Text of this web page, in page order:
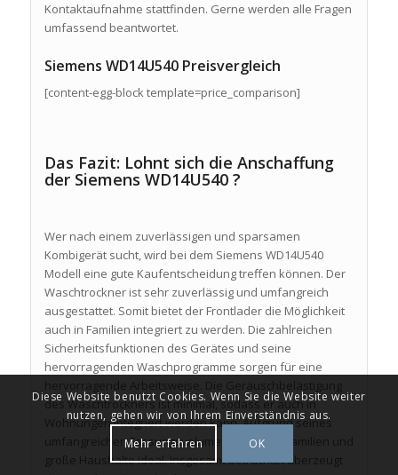
Kontaktaufnahme stattfinden. Gerne werden alle Fragen
umfassend beantwortet.
Siemens WD14U540 Preisvergleich
[content-egg-block template=price_comparison]
Das Fazit: Lohnt sich die Anschaffung
der Siemens WD14U540 ?
Wer nach einem zuverlässigen und sparsamen
Kombigerät sucht, wird bei dem Siemens WD14U540
Modell eine gute Kaufentscheidung treffen können. Der
Waschtrockner ist sehr zuverlässig und umfangreich
ausgestattet. Somit bietet der Frontlader die Möglichkeit
auch in Familien integriert zu werden. Die zahlreichen
Sicherheitsfunktionen des Gerätes und seine
hervorragenden Waschprogramme sorgen für eine
des Waschtrockners ist minimal, sodass er auch in
Wohnungen integriert werden kann. Aufgrund seines
umfangreichen Fassungsvolumens ist er für Familien und
große Haushalte ideal. Insgesamt betrachtet überzeugt
Diese Website benutzt Cookies. Wenn Sie die Website weiter
nutzen, gehen wir von Ihrem Einverständnis aus.
Mehr erfahren
OK